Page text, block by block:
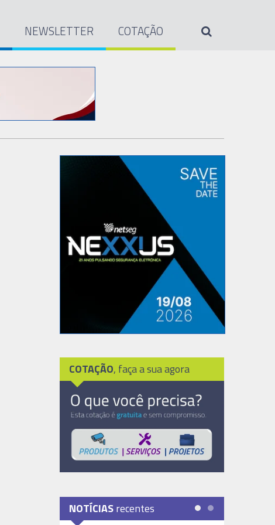
NEWSLETTER COTAÇÃO
COTAÇÃO, faça a sua agora
NOTÍCIASrecentes